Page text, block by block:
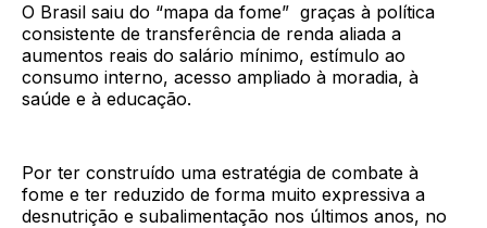
O Brasil saiu do “mapa da fome” graças à política
consistente de transferência de renda aliada a
aumentos reais do salário mínimo, estímulo ao
consumo interno, acesso ampliado à moradia, à
saúde e à educação.
Por ter construído uma estratégia de combate à
fome e ter reduzido de forma muito expressiva a
desnutrição e subalimentação nos últimos anos, no